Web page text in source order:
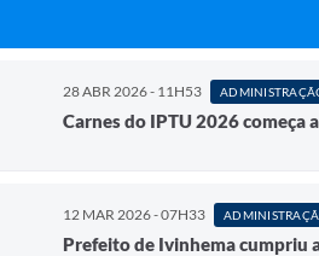
28 ABR 2026 - 11H53
Carnes do IPTU 2026 começa
12 MAR 2026 - 07H33
Prefeito de Ivinhema cumpriu